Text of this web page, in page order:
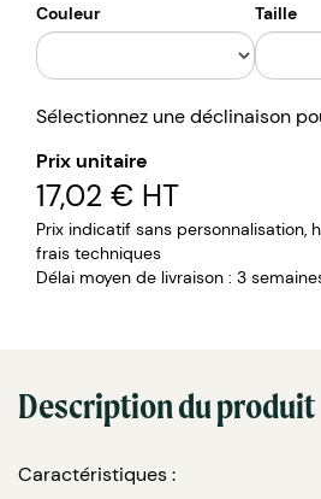
300 G/M carré
85% coton bio 15% polyester
Couleur Taille
Sélectionnez une déclinaison
Prix unitaire
17,02 € HT
Prix indicatif sans personnalisation,
frais techniques
Délai moyen de livraison : 3
Description du produit
Caractéristiques :